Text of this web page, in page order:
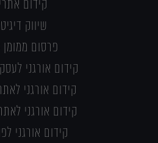
שיווק
פרסום ממומן PPC
קידום אורגני
קידום אורגני
קידום אורגני
קידום אורגני